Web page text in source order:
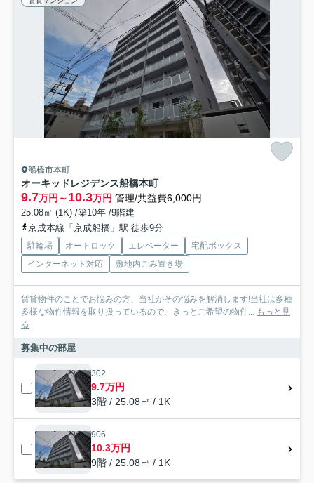
船橋市本町
オーキッドレジデンス船橋本町
9.7万円～10.3万円 管理/共益費6,000円
25.08㎡ (1K) /築10年 /9階建
京成本線「京成船橋」駅 徒歩9分
駐輪場 オートロック エレベーター
宅配ボックス
インターネット対応
敷地内ごみ置き場
賃貸物件のことでお悩みの方、当社がその悩みを解消します!当社は多種
多様な物件情報を取り扱っているので、きっとご希望の物件... もっと見
る
募集中の部屋
302
9.7万円
3階 / 25.08㎡ / 1K
906
10.3万円
9階 / 25.08㎡ / 1K